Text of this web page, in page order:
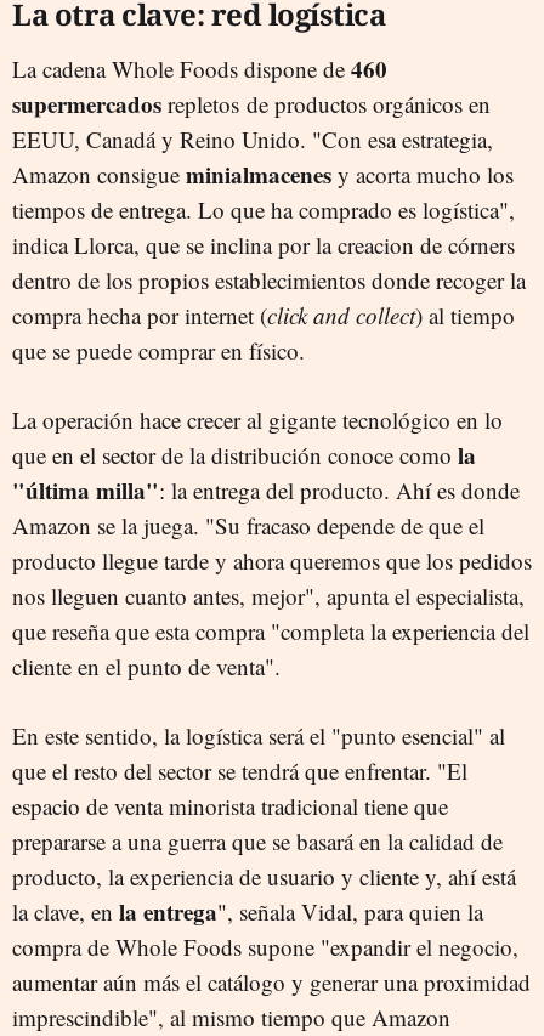
La otra clave: red logística
La cadena Whole Foods dispone de 460
supermercados repletos de productos orgánicos en
EEUU, Canadá y Reino Unido. "Con esa estrategia,
Amazon consigue minialmacenes y acorta mucho los
tiempos de entrega. Lo que ha comprado es logística",
indica Llorca, que se inclina por la creacion de córners
dentro de los propios establecimientos donde recoger la
compra hecha por internet (click and collect) al tiempo
que se puede comprar en físico.
La operación hace crecer al gigante tecnológico en lo
que en el sector de la distribución conoce como la
"última milla": la entrega del producto. Ahí es donde
Amazon se la juega. "Su fracaso depende de que el
producto llegue tarde y ahora queremos que los pedidos
nos lleguen cuanto antes, mejor", apunta el especialista,
que reseña que esta compra "completa la experiencia del
cliente en el punto de venta".
En este sentido, la logística será el "punto esencial" al
que el resto del sector se tendrá que enfrentar. "El
espacio de venta minorista tradicional tiene que
prepararse a una guerra que se basará en la calidad de
producto, la experiencia de usuario y cliente y, ahí está
la clave, en la entrega", señala Vidal, para quien la
compra de Whole Foods supone "expandir el negocio,
aumentar aún más el catálogo y generar una proximidad
imprescindible", al mismo tiempo que Amazon